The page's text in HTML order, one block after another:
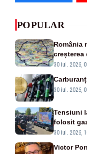
POPULAR
România
creșterea
30 iul. 2026,
30 iul. 2026,
Tensiuni
folosit
Poporului
30 iul. 2026,
Victor